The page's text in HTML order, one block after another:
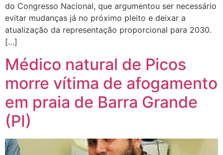
do Congresso Nacional, que argumentou ser necessário
evitar mudanças já no próximo pleito e deixar a
atualização da representação proporcional para 2030.
[…]
Médico natural de Picos
morre vítima de afogamento
em praia de Barra Grande
(PI)